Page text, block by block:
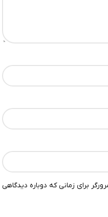
برای زمانی که دوباره دیدگاهی